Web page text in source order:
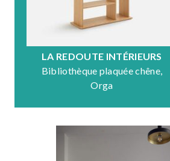
LA REDOUTE INTÉRIEURS
Bibliothèque plaquée chêne,
Orga